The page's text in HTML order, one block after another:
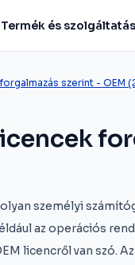
Termék és
szerint - OEM
személyi
az operációs
licencről van szó.